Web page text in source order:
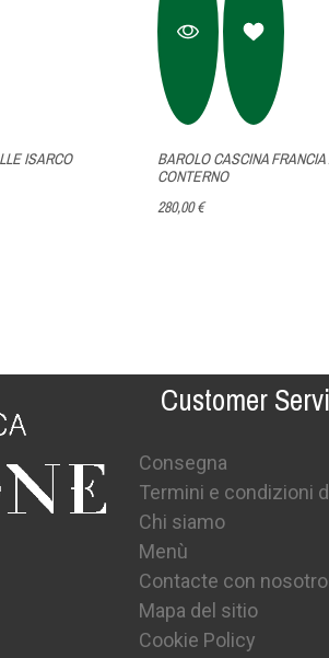
ISARCO
BAROLO CASCINA
CONTERNO
280,00 €
Customer
Consegna
Termini e condizioni
Chi siamo
Menù
Contacte con
Mapa del sitio
Cookie Policy